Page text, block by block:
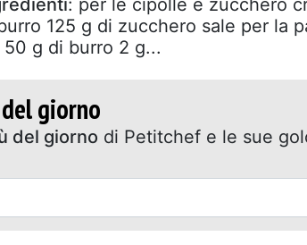
: per le cipolle e zucchero
125 g di zucchero sale per la
g di burro 2 g...
giorno
del giorno di Petitchef e le sue